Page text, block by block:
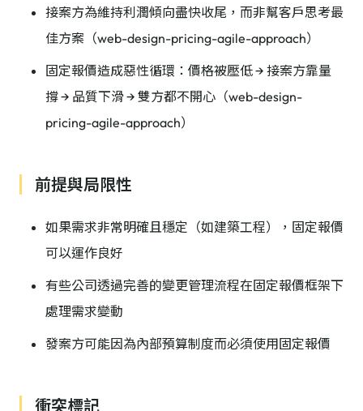
接案方為維持利潤傾向盡快收尾，而非幫客戶思考最
佳方案（web-design-pricing-agile-approach）
固定報價造成惡性循環：價格被壓低 → 接案方靠量
撐 → 品質下滑 → 雙方都不開心（web-design-
pricing-agile-approach）
前提與局限性
如果需求非常明確且穩定（如建築工程），固定報價
可以運作良好
有些公司透過完善的變更管理流程在固定報價框架下
處理需求變動
發案方可能因為內部預算制度而必須使用固定報價
衝突標記